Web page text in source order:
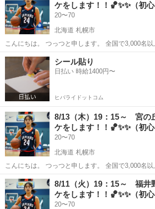
ケをします！！🏀✨✨（初
20〜70
北海道 札幌市
こんにちは。 つっつと申します。 全国で3,000名以上が所属する趣味
コミュニティの運営をしております。 8/21（金）19：15～ 福井野中
北海道 札幌市 バスケットボール
シール貼り
日払い 時給1400円〜
ヒバライドットコム
8/13（木）19：15～ 宮の
ケをします！！🏀✨✨（初
20〜70
北海道 札幌市
こんにちは。 つっつと申します。 全国で3,000名以上が所属する趣味
コミュニティの運営をしております。 8/13（木）19：15～ 宮の丘中
学校にてバスケをします！！
北海道 札幌市 バスケットボール バスケ
8/11（火）19：15～ 福井
ケをします！！🏀✨✨（初
20〜70